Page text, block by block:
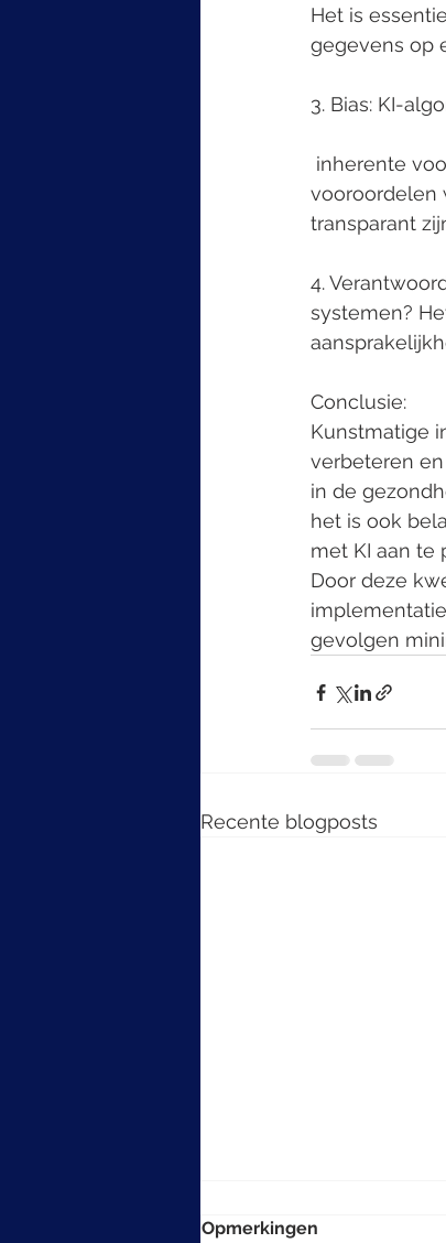
Het is
gegevens op
3. Bias: KI-
vooroordelen
transparant
4.
systemen?
Conclusie:
Kunstmatige
verbeteren
in de
het is ook
met KI aan te
Door deze
gevolgen
Recente blogposts
Opmerkingen